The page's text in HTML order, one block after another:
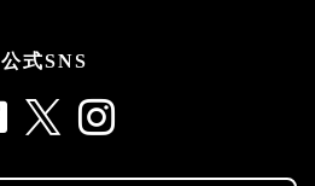
公式SNS